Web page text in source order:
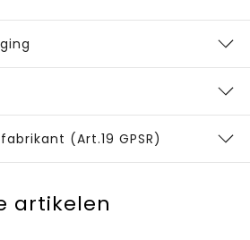
(Art.19 GPSR)
artikelen